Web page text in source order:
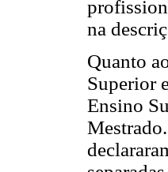
na
Quanto
Superior
Ensino